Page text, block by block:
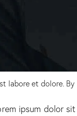
labore et dolore. By
ipsum dolor